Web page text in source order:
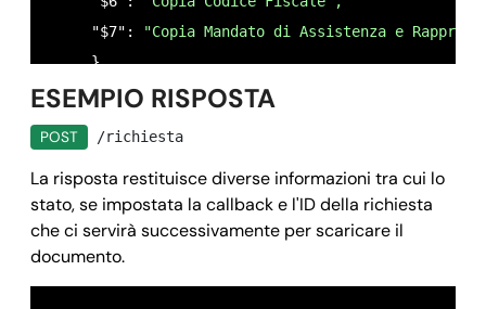
      "null":
false,
      "ordine":
      "istruzioni":
"Caricare una copia fronte
    "$6": {
      "nome":
"COPIA CODICE FISCALE FRONTE RETRO",
      "tipo":
"file",
      "null":
false,
     "$7":
"Copia Mandato di Assistenza e
     }
}
ESEMPIO RISPOSTA
POST /richiesta
La risposta restituisce diverse informazioni tra cui lo
stato, se impostata la callback e l'ID della richiesta
che ci servirà successivamente per scaricare il
documento.